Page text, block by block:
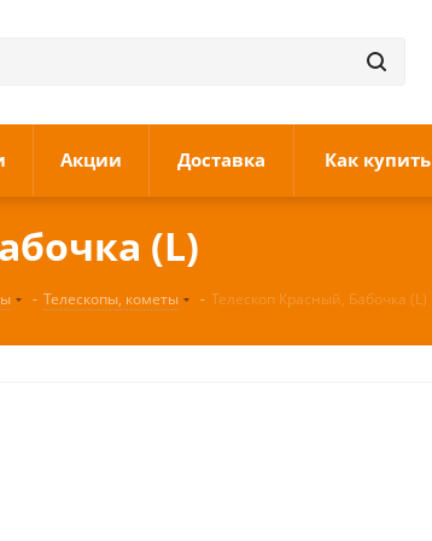
Акции Доставка Как купить
(L)
- Телескопы, кометы - Телескоп Красный, Бабочка (L)